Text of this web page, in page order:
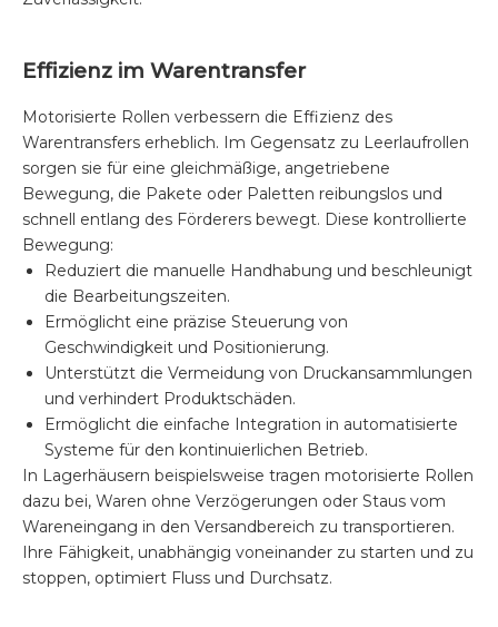
Effizienz im Warentransfer
Motorisierte Rollen verbessern die Effizienz des
Warentransfers erheblich. Im Gegensatz zu Leerlaufrollen
sorgen sie für eine gleichmäßige, angetriebene
Bewegung, die Pakete oder Paletten reibungslos und
schnell entlang des Förderers bewegt. Diese kontrollierte
Bewegung:
Reduziert die manuelle Handhabung und beschleunigt
die Bearbeitungszeiten.
Ermöglicht eine präzise Steuerung von
Geschwindigkeit und Positionierung.
Unterstützt die Vermeidung von Druckansammlungen
und verhindert Produktschäden.
Ermöglicht die einfache Integration in automatisierte
Systeme für den kontinuierlichen Betrieb.
In Lagerhäusern beispielsweise tragen motorisierte Rollen
dazu bei, Waren ohne Verzögerungen oder Staus vom
Wareneingang in den Versandbereich zu transportieren.
Ihre Fähigkeit, unabhängig voneinander zu starten und zu
stoppen, optimiert Fluss und Durchsatz.